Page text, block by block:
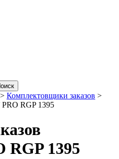
> Комплектовщики заказов >
RGP 1395
RGP 1395